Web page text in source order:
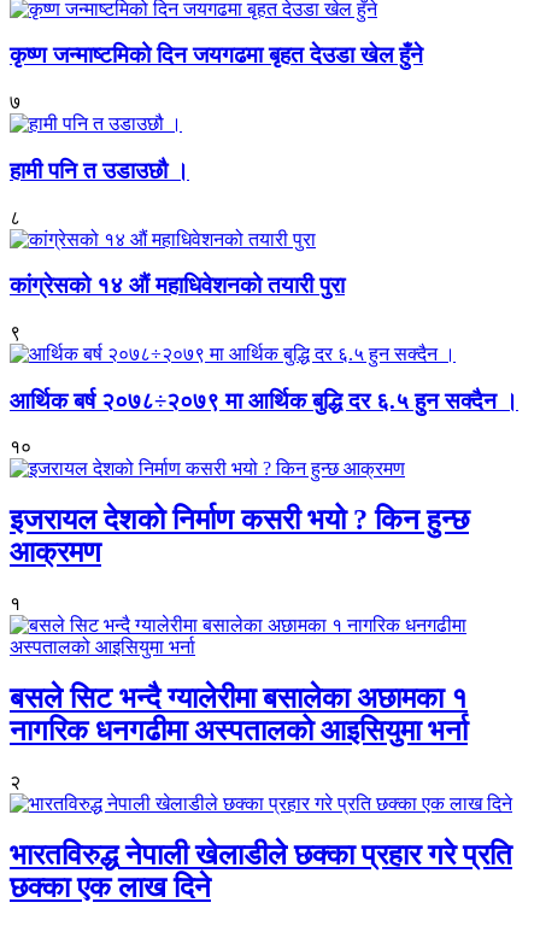
कृष्ण जन्माष्टमिको दिन जयगढमा बृहत देउडा खेल हुँने
७
हामी पनि त उडाउछौ ।
८
कांग्रेसको १४ औं महाधिवेशनको तयारी पुरा
९
आर्थिक बर्ष २०७८÷२०७९ मा आर्थिक बुद्धि दर ६.५ हुन सक्दैन ।
१०
इजरायल देशको निर्माण कसरी भयो ? किन हुन्छ
आक्रमण
१
बसले सिट भन्दै ग्यालेरीमा बसालेका अछामका १
नागरिक धनगढीमा अस्पतालको आइसियुमा भर्ना
२
भारतविरुद्ध नेपाली खेलाडीले छक्का प्रहार गरे प्रति
छक्का एक लाख दिने